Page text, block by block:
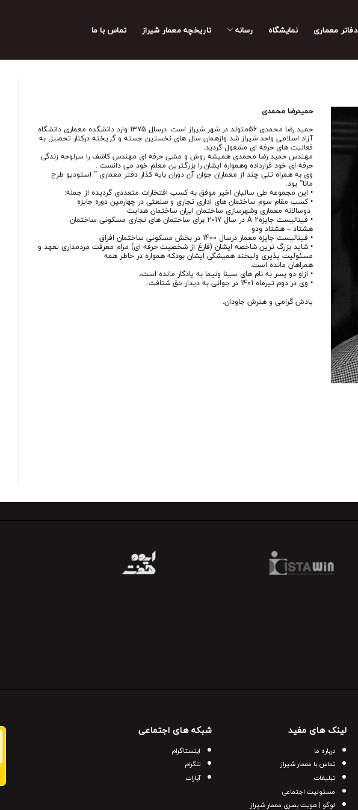
دفاتر معماری نمایشگاه رسانه تاریخچه معمار‌‌ شیراز تماس با ما
حمیدرضا محمدی
حميد رضا محمدى 56متولد در شهر شيراز است. درسال 1375 وارد دانشگده معمارى دانشگاه
آزاد اسلامى واحد شيراز شد وازهمان سال هاى نخستين جسته و گريخته دركنار تحصيل به
فعاليت هاى حرفه اى مشغول گرديد.
مهندس حميد رضا محمدى هميشه روش و مشى حرفه اى مهندس كاشف را سرلوحه زندگى
حرفه اى خود قرارداده وهمواره ايشان را بزرگترين معلم خود مى دانست .
وى به همراه تنى چند از معماران جوان آن دوران بايه كذار دفتر معمارى ” استوديو طرح
مانا” بود.
• اين مجموعه طى ساليان اخير موفق به كسب افتخارات متعددى گرديده از جمله:
• كسب مقام سوم ساختمان هاى ادارى تجارى و صنعتى در چهارمين دوره جايزه
دوسالانه معمارى وشهرسازى ساختمان ايران ساختمان هدايت
• فيناليست جايزهA 2 در سال 2017 براى ساختمان هاى تجارى مسكونى ساختمان
هشتاد – هشتاد ودو
• فيناليست جايزه معمار درسال 1400 در بخش مسكونى ساختمان افراق
• شايد بزرگ ترين شاخصه ايشان (فارغ از شخصيت حرفه اى) مرام معرفت مردمدارى تعهد و
مسئوليت پذيرى ولبخند هميشگى ايشان بودكه همواره در خاطر همه
همراهان مانده است.
• ازاو دو پسر به نام هاى سينا ونيما به يادگار مانده است،
• وى در دوم تيرماه 1401 در جوانى به ديدار حق شتافت.
یادش گرامی و هنرش جاودان.
لینک های مفید
درباره ما
تماس با معمار شیراز
تبلیغات
مسئولیت اجتماعی
لوگو | هویت بصری معمار شیراز
شبکه های اجتماعی
اینستاگرام
تلگرام
آپارات